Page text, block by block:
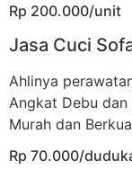
Rp 200.000/unit
Jasa Cuci
Ahlinya
Angkat Debu dan
Murah dan
Rp 70.000/